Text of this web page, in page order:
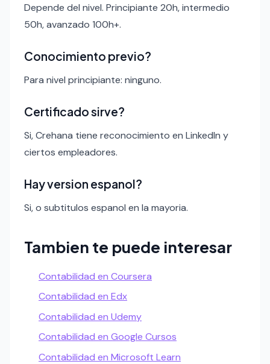
Depende del nivel. Principiante 20h, intermedio
50h, avanzado 100h+.
Conocimiento previo?
Para nivel principiante: ninguno.
Certificado sirve?
Si, Crehana tiene reconocimiento en LinkedIn y
ciertos empleadores.
Hay version espanol?
Si, o subtitulos espanol en la mayoria.
Tambien te puede interesar
Contabilidad en Coursera
Contabilidad en Edx
Contabilidad en Udemy
Contabilidad en Google Cursos
Contabilidad en Microsoft Learn